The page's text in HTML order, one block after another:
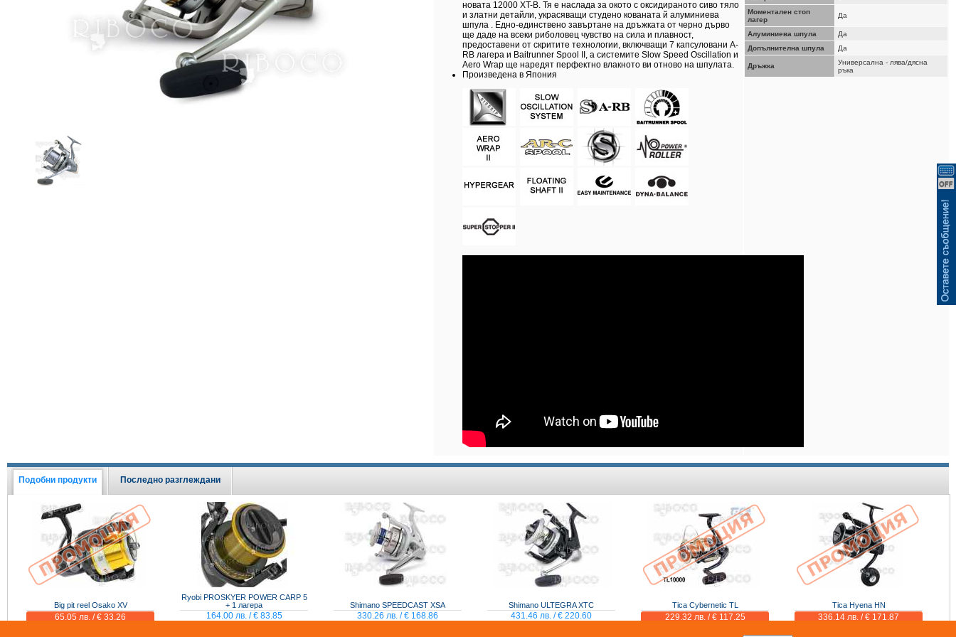
новата 12000 XT-B. Тя е наслада за окото с оксидираното сиво тяло
и златни детайли, украсяващи студено кованата й алуминиева
шпула . Едно-единствено завъртане на дръжката от черно дърво
ще даде на всеки риболовец чувство на сила и плавност,
предоставени от скритите технологии, включващи 7 капсуловани A-
RB лагера и Baitrunner Spool II, а системите Slow Speed Oscillation и
Aero Wrap ще наредят перфектно влакното ви отново на шпулата.
Произведена в Япония
Моментален стоп
лагер
Да
Алуминиева шпула
Да
Допълнителна шпула
Да
Дръжка
Универсална - лява/дясна
ръка
Подобни продукти Последно разглеждани
Big pit reel Osako XV
65.05 лв. / € 33.26
Ryobi PROSKYER POWER CARP 5
+ 1 лагера
164.00 лв. / € 83.85
Shimano SPEEDCAST XSA
330.26 лв. / € 168.86
Shimano ULTEGRA XTC
431.46 лв. / € 220.60
Tica Cybernetic TL
229.32 лв. / € 117.25
Tica Hyena HN
336.14 лв. / € 171.87